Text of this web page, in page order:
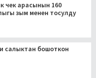
чек арасынын 160
зым менен тосулду
салыктан бошоткон